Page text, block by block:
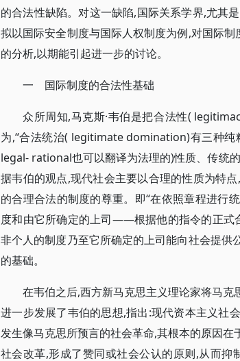
的合法性缺陷。对这一缺陷,国际关系学界,尤其
拟以国际安全制度与国际人权制度为例,对国际
的分析,以期能引起进一步的讨论。
一 国际制度的合法性基础
众所周知,马克斯·韦伯是把合法性(
为,“合法统治( legitimate domination)有三种
legal- rational也可以翻译为法理的)性质、传统
据韦伯的观点,现代社会主要以合理的性质为特
的合理合法的制度的尊重。即“在依照章程进行
度和由它所确定的上司——根据他的指令的正式
非个人的制度乃至它所确定的上司能向社会提
的基础。
在韦伯之后,西方新马克思主义理论家将马
进一步发展了韦伯的思想,指出:现代资本主义社
发生像马克思所预言的社会革命,其根本的原因
社会改革,形成了赞同或社会公认的原则,从而抑